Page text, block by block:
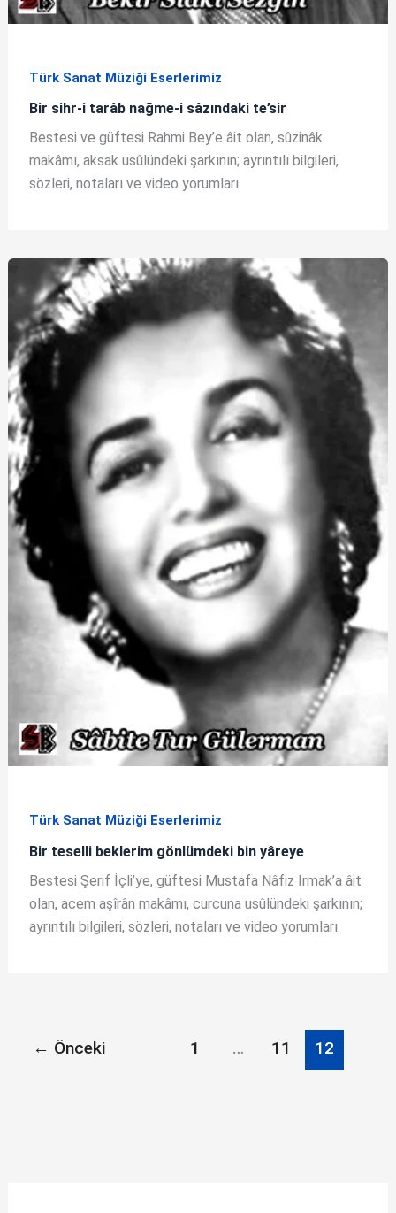
Türk Sanat Müziği Eserlerimiz
Bir sihr-i tarâb nağme-i sâzındaki te’sir
Bestesi ve güftesi Rahmi Bey’e âit olan, sûzinâk
makâmı, aksak usûlündeki şarkının; ayrıntılı bilgileri,
sözleri, notaları ve video yorumları.
Türk Sanat Müziği Eserlerimiz
Bir teselli beklerim gönlümdeki bin yâreye
Bestesi Şerif İçli’ye, güftesi Mustafa Nâfiz Irmak’a âit
olan, acem aşîrân makâmı, curcuna usûlündeki şarkının;
ayrıntılı bilgileri, sözleri, notaları ve video yorumları.
← Önceki 1 … 11 12